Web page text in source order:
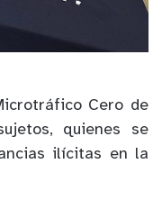
Cero de
quienes se
ilícitas en la